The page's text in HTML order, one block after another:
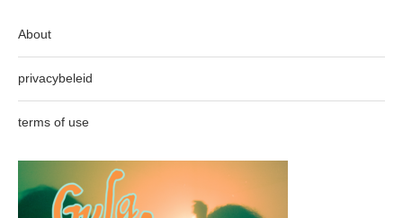
About
privacybeleid
terms of use